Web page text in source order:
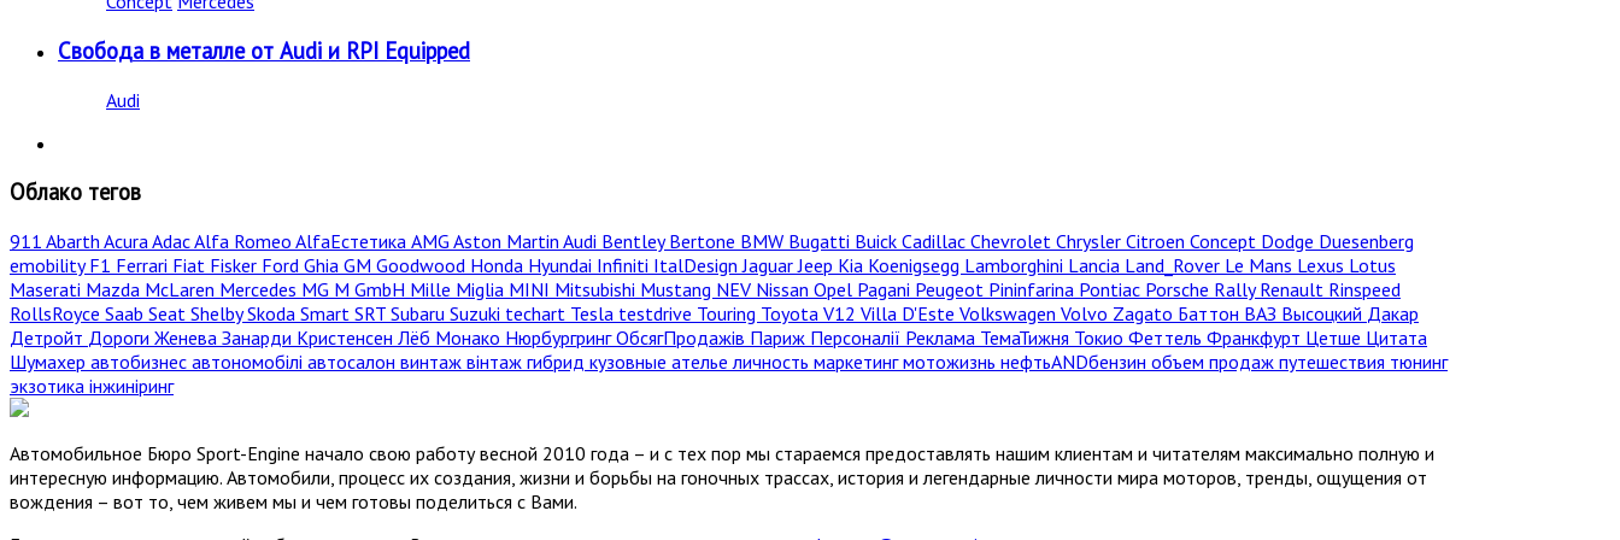
Свобода в металле от Audi и RPI Equipped
Audi
Облако тегов
911 Abarth AcuraAdacAlfa Romeo AlfaЕстетика AMG Aston Martin Audi BentleyBertone BMW Bugatti Buick Cadillac Chevrolet Chrysler Citroen Concept Dodge Duesenberg
emobilityF1 Ferrari Fiat Fisker Ford Ghia GM Goodwood Honda Hyundai Infiniti ItalDesignJaguarJeep Kia Koenigsegg Lamborghini Lancia Land_Rover Le Mans Lexus Lotus
Maserati Mazda McLaren Mercedes MG M GmbH Mille Miglia MINI Mitsubishi Mustang NEV Nissan Opel Pagani Peugeot Pininfarina Pontiac Porsche RallyRenault Rinspeed
RollsRoyce Saab Seat ShelbySkoda Smart SRT Subaru Suzuki techart Tesla testdrive Touring Toyota V12 Villa D'Este Volkswagen Volvo Zagato Баттон ВАЗ Высоцкий Дакар
Детройт Дороги Женева Занарди Кристенсен Лёб Монако НюрбургрингОбсягПродажів Париж Персоналії Реклама ТемаТижня Токио Феттель Франкфурт Цетше Цитата
Шумахер автобизнес автономобілі автосалон винтаж вінтаж гибрид кузовные ательеличность маркетингмотожизнь нефтьANDбензин объем продаж путешествия тюнинг
экзотика інжиніринг
Автомобильное Бюро Sport-Engine начало свою работу весной 2010 года – и с тех пор мы стараемся предоставлять нашим клиентам и читателям максимально полную и
интересную информацию. Автомобили, процесс их создания, жизни и борьбы на гоночных трассах, история и легендарные личности мира моторов, тренды, ощущения от
вождения – вот то, чем живем мы и чем готовы поделиться с Вами.